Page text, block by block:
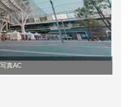
写真AC